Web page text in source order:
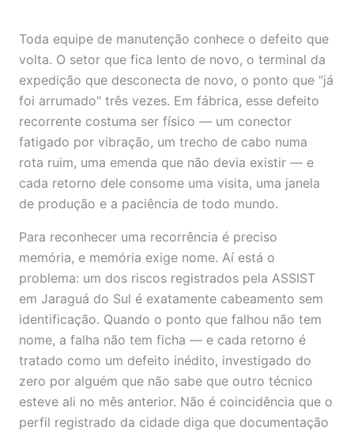
Toda equipe de manutenção conhece o defeito que
volta. O setor que fica lento de novo, o terminal da
expedição que desconecta de novo, o ponto que "já
foi arrumado" três vezes. Em fábrica, esse defeito
recorrente costuma ser físico — um conector
fatigado por vibração, um trecho de cabo numa
rota ruim, uma emenda que não devia existir — e
cada retorno dele consome uma visita, uma janela
de produção e a paciência de todo mundo.
Para reconhecer uma recorrência é preciso
memória, e memória exige nome. Aí está o
problema: um dos riscos registrados pela ASSIST
em Jaraguá do Sul é exatamente cabeamento sem
identificação. Quando o ponto que falhou não tem
nome, a falha não tem ficha — e cada retorno é
tratado como um defeito inédito, investigado do
zero por alguém que não sabe que outro técnico
esteve ali no mês anterior. Não é coincidência que o
perfil registrado da cidade diga que documentação